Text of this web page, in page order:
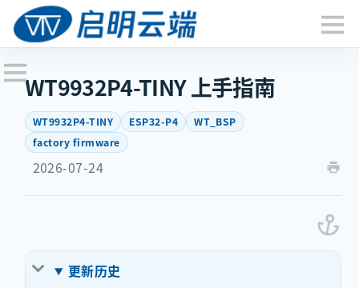
WT9932P4-TINY 上手指南
WT9932P4-TINY ESP32-P4
WT_BSP
factory firmware
2026-07-24
更新历史